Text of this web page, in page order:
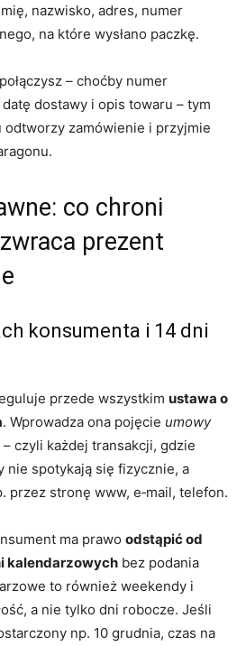
nazwisko, adres, numer
na które wysłano paczkę.
– choćby numer
dostawy i opis towaru – tym
odtworzy zamówienie i przyjmie
co chroni
prezent
konsumenta i 14 dni
przede wszystkim ustawa o
. Wprowadza ona pojęcie umowy
– czyli każdej transakcji, gdzie
nie spotykają się fizycznie, a
przez stronę www, e‑mail, telefon.
ma prawo odstąpić od
kalendarzowych bez podania
to również weekendy i
a nie tylko dni robocze. Jeśli
np. 10 grudnia, czas na